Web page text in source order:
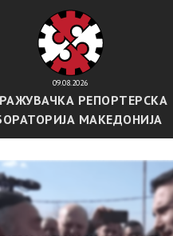
09.08.2026
РЕПОРТЕРСКА
МАКЕДОНИЈА